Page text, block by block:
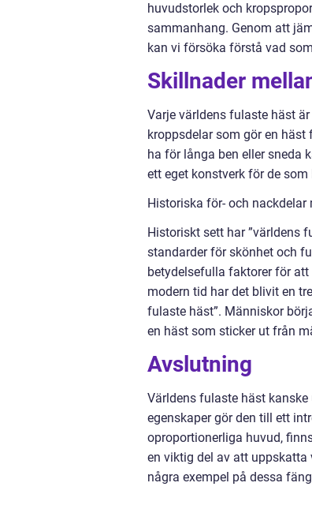
huvudstorlek och
sammanhang. Genom att
kan vi försöka förstå vad
Skillnader
Varje världens fulaste häst
kroppsdelar som gör en
ha för långa ben eller sneda
ett eget konstverk för de
Historiska för- och
Historiskt sett har ”världens
standarder för skönhet och
betydelsefulla faktorer för
modern tid har det blivit en
fulaste häst”. Människor
en häst som sticker ut från
Avslutning
Världens fulaste häst
egenskaper gör den till ett
oproportionerliga huvud,
en viktig del av att
några exempel på dessa